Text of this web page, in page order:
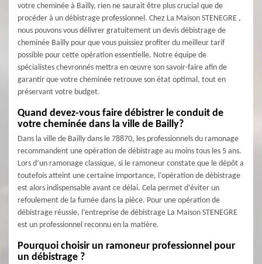
votre cheminée à Bailly, rien ne saurait être plus crucial que de
procéder à un débistrage professionnel. Chez La Maison STENEGRE ,
nous pouvons vous délivrer gratuitement un devis débistrage de
cheminée Bailly pour que vous puissiez profiter du meilleur tarif
possible pour cette opération essentielle. Notre équipe de
spécialistes chevronnés mettra en œuvre son savoir-faire afin de
garantir que votre cheminée retrouve son état optimal, tout en
préservant votre budget.
Quand devez-vous faire débistrer le conduit de
votre cheminée dans la ville de Bailly?
Dans la ville de Bailly dans le 78870, les professionnels du ramonage
recommandent une opération de débistrage au moins tous les 5 ans.
Lors d’un ramonage classique, si le ramoneur constate que le dépôt a
toutefois atteint une certaine importance, l’opération de débistrage
est alors indispensable avant ce délai. Cela permet d’éviter un
refoulement de la fumée dans la pièce. Pour une opération de
débistrage réussie, l’entreprise de débistrage La Maison STENEGRE
est un professionnel reconnu en la matière.
Pourquoi choisir un ramoneur professionnel pour
un débistrage ?